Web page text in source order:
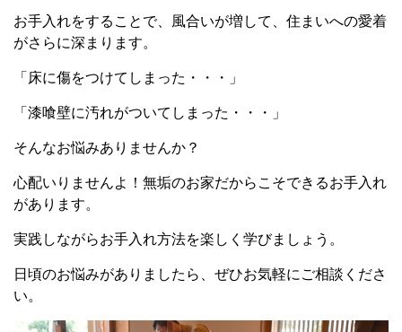
お手入れをすることで、風合いが増して、住まいへの愛着
がさらに深まります。
「床に傷をつけてしまった・・・」
「漆喰壁に汚れがついてしまった・・・」
そんなお悩みありませんか？
心配いりませんよ！無垢のお家だからこそできるお手入れ
があります。
実践しながらお手入れ方法を楽しく学びましょう。
日頃のお悩みがありましたら、ぜひお気軽にご相談くださ
い。